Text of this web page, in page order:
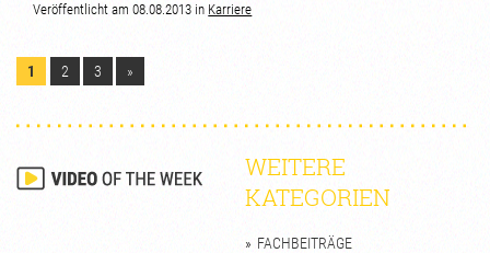
Veröffentlicht am 08.08.2013 in Karriere
1 2 3 »
WEITERE
KATEGORIEN
FACHBEITRÄGE